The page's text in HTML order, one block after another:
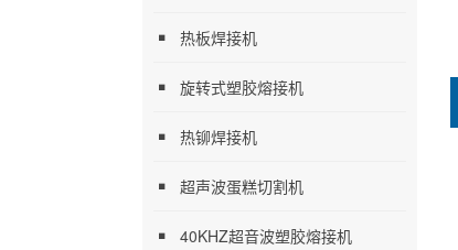
热板焊接机
旋转式塑胶熔接机
热铆焊接机
超声波蛋糕切割机
40KHZ超音波塑胶熔接机